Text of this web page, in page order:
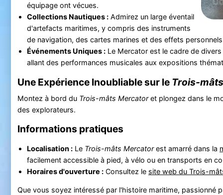
équipage ont vécues.
Collections Nautiques :Admirez un large éventail
d'artefacts maritimes, y compris des instruments
de navigation, des cartes marines et des effets
Événements Uniques :Le Mercator est le cadre de
allant des performances musicales aux expositions
Une Expérience Inoubliable sur le Trois-
Montez à bord du Trois-mâts Mercatoret plongez dans le
des explorateurs.
Informations pratiques
Localisation :Le Trois-mâts Mercatorest amarré dans la
facilement accessible à pied, à vélo ou en transports en
Horaires d'ouverture :Consultez le site web du Trois-
Que vous soyez intéressé par l'histoire maritime, passionné